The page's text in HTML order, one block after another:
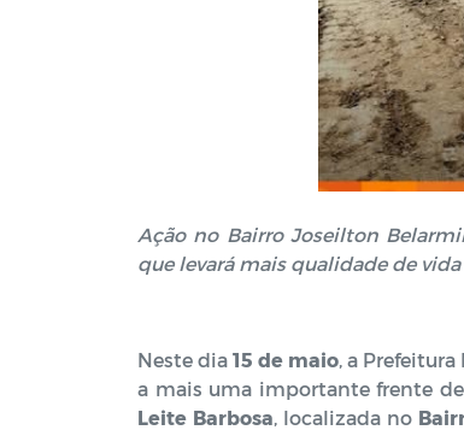
Ação no Bairro Joseilton
que levará mais qualidade de
Neste dia15 de maio, a
a mais uma importante frente
Leite Barbosa, localizada no